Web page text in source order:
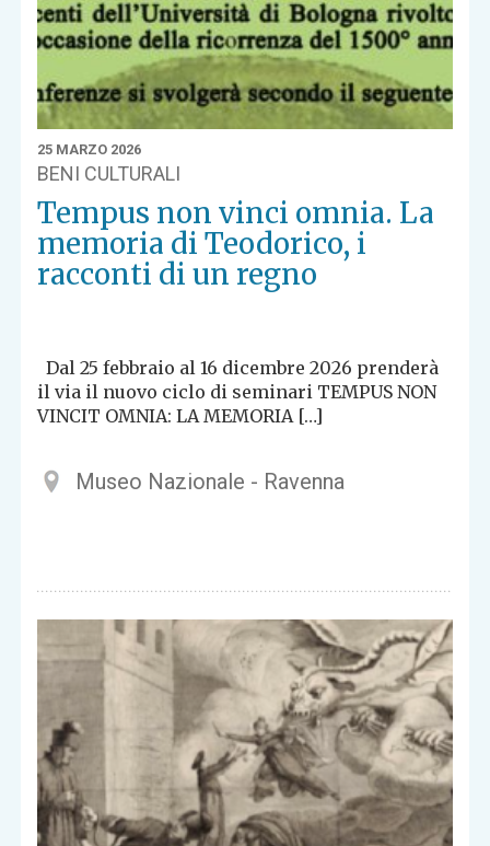
25 MARZO 2026
BENI CULTURALI
Tempus non vinci omnia. La
memoria di Teodorico, i
racconti di un regno
Dal 25 febbraio al 16 dicembre 2026 prenderà
il via il nuovo ciclo di seminari TEMPUS NON
VINCIT OMNIA: LA MEMORIA […]
Museo Nazionale - Ravenna